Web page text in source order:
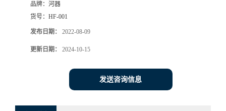
品牌： 河器
货号： HF-001
发布日期： 2022-08-09
更新日期： 2024-10-15
发送咨询信息